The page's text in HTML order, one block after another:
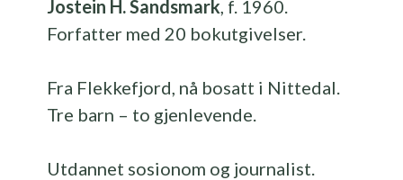
Jostein H. Sandsmark, f. 1960.
Forfatter med 20 bokutgivelser.
Fra Flekkefjord, nå bosatt i Nittedal.
Tre barn – to gjenlevende.
Utdannet sosionom og journalist.